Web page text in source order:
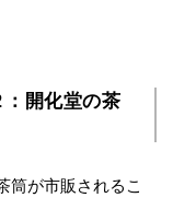
：開化堂の茶
筒が市販されるこ